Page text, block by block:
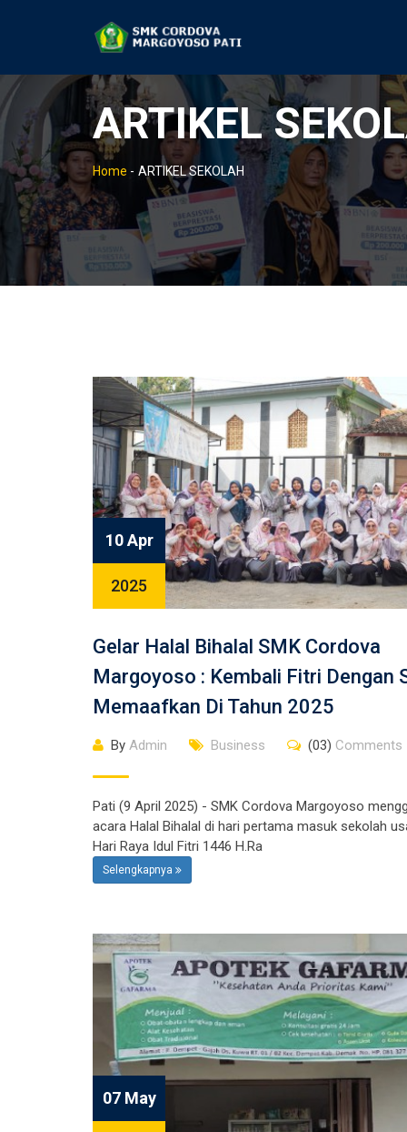
ARTIKEL
Home - ARTIKEL SEKOLAH
10 Apr
2025
Gelar Halal Bihalal SMK Cordova
Margoyoso : Kembali Fitri Dengan
Memaafkan Di Tahun 2025
By Admin Business (03) Comments
Pati (9 April 2025) - SMK Cordova Margoyoso
acara Halal Bihalal di hari pertama masuk sekolah
Hari Raya Idul Fitri 1446 H.Ra
Selengkapnya
07 May